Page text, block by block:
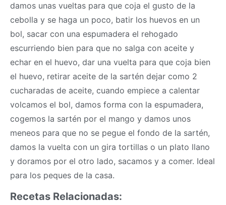
damos unas vueltas para que coja el gusto de la
cebolla y se haga un poco, batir los huevos en un
bol, sacar con una espumadera el rehogado
escurriendo bien para que no salga con aceite y
echar en el huevo, dar una vuelta para que coja bien
el huevo, retirar aceite de la sartén dejar como 2
cucharadas de aceite, cuando empiece a calentar
volcamos el bol, damos forma con la espumadera,
cogemos la sartén por el mango y damos unos
meneos para que no se pegue el fondo de la sartén,
damos la vuelta con un gira tortillas o un plato llano
y doramos por el otro lado, sacamos y a comer. Ideal
para los peques de la casa.
Recetas Relacionadas: